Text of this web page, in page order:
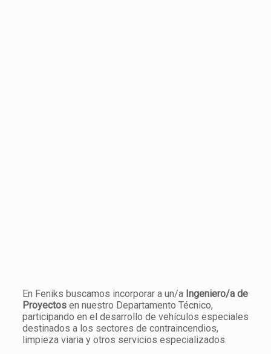
En Feniks buscamos incorporar a un/a Ingeniero/a de
Proyectosen nuestro Departamento Técnico,
participando en el desarrollo de vehículos especiales
destinados a los sectores de contraincendios,
limpieza viaria y otros servicios especializados.